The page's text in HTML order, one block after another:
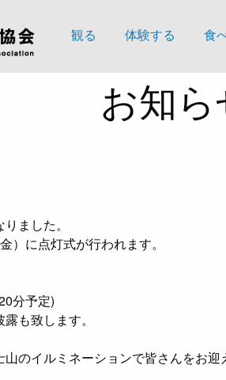
観る 体験する 食
お知ら
ました。
）に点灯式が行われます。
分予定)
も致します。
のイルミネーションで皆さんをお迎